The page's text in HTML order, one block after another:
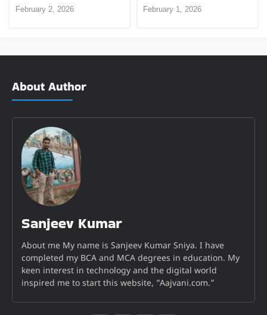
February 2, 2026 February 1, 2026
About Author
Sanjeev Kumar
About me My name is Sanjeev Kumar Sniya. I have
completed my BCA and MCA degrees in education. My
keen interest in technology and the digital world
inspired me to start this website, “Aajvani.com.”